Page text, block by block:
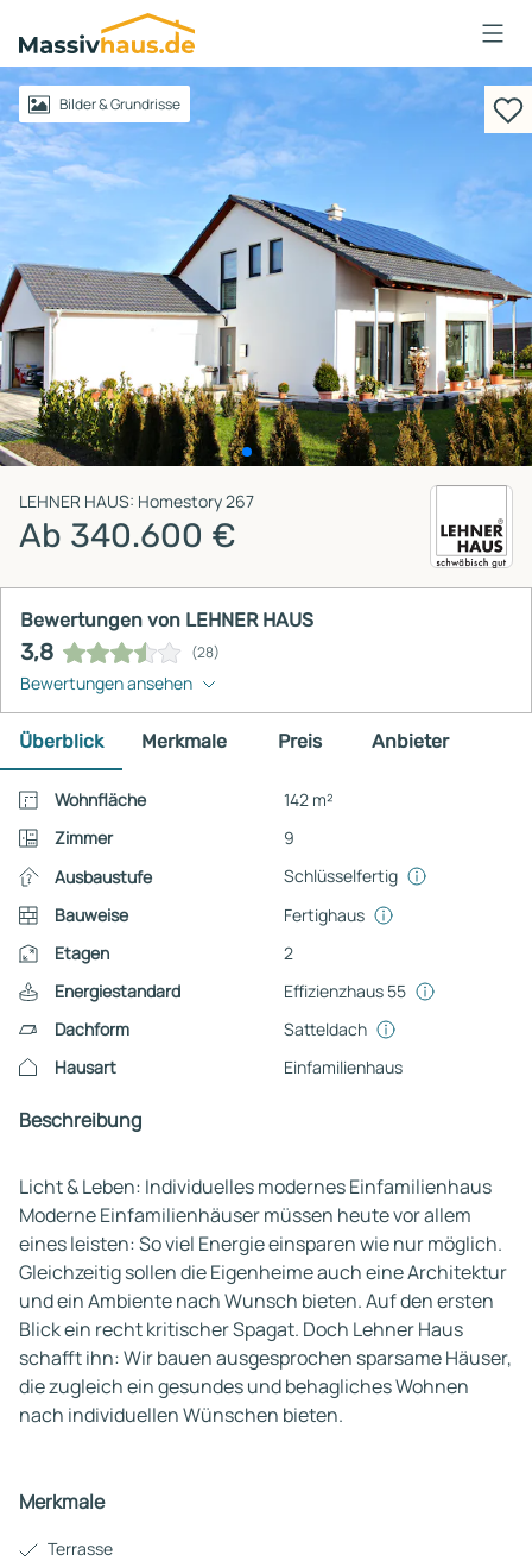
Massivhaus
Logo
AnmeldenBilder & Grundrisse
LEHNER HAUS: Homestory 267
Ab 340.600 €
Bewertungen von LEHNER HAUS
3,8 (28)
Bewertungen ansehen
Überblick Merkmale Preis Anbieter
Wohnfläche
142 m²
Zimmer
9
Ausbaustufe
Schlüsselfertig
Bauweise
Fertighaus
Etagen
2
Energiestandard
Effizienzhaus 55
Dachform
Satteldach
Hausart
Einfamilienhaus
Beschreibung
Licht & Leben: Individuelles modernes Einfamilienhaus
Moderne Einfamilienhäuser müssen heute vor allem
eines leisten: So viel Energie einsparen wie nur möglich.
Gleichzeitig sollen die Eigenheime auch eine Architektur
und ein Ambiente nach Wunsch bieten. Auf den ersten
Blick ein recht kritischer Spagat. Doch Lehner Haus
schafft ihn: Wir bauen ausgesprochen sparsame Häuser,
die zugleich ein gesundes und behagliches Wohnen
nach individuellen Wünschen bieten.
Merkmale
Terrasse